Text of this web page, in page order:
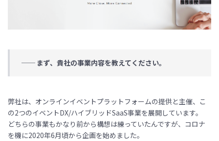
── まず、貴社の事業内容を教えてください。
弊社は、オンラインイベントプラットフォームの提供と主催、こ
の2つのイベントDX/ハイブリッドSaaS事業を展開しています。
どちらの事業もかなり前から構想は練っていたんですが、コロナ
を機に2020年6月頃から企画を始めました。